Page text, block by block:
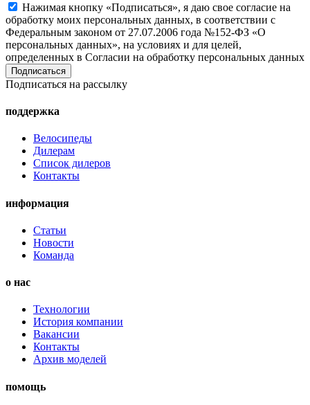
Нажимая кнопку «Подписаться», я даю свое согласие на
обработку моих персональных данных, в соответствии с
Федеральным законом от 27.07.2006 года №152-ФЗ «О
персональных данных», на условиях и для целей,
определенных в Согласии на обработку персональных данных
Подписаться на рассылку
поддержка
Велосипеды
Дилерам
Список дилеров
Контакты
информация
Статьи
Новости
Команда
о нас
Технологии
История компании
Вакансии
Контакты
Архив моделей
помощь